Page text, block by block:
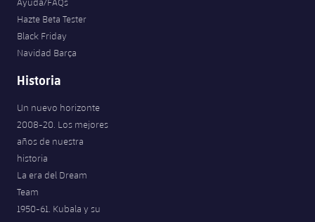
Clasificaciones
Fotos
VALORANT Rising
eFootball
Hazte Beta Tester
Black Friday
Navidad Barça
Historia
Un nuevo horizonte
2008-20. Los mejores
años de nuestra
historia
La era del Dream
Team
1950-61. Kubala y su